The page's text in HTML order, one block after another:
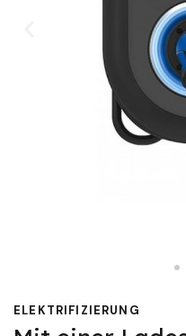
ELEKTRIFIZIERUNG